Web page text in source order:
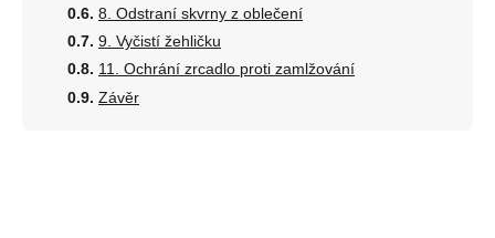
8. Odstraní skvrny z oblečení
9. Vyčistí žehličku
11. Ochrání zrcadlo proti zamlžování
Závěr